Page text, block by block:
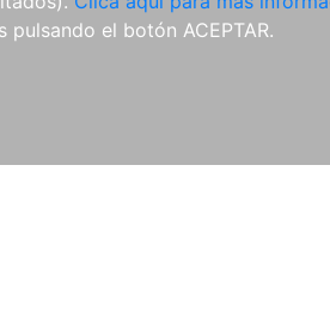
pulsando el botón ACEPTAR.